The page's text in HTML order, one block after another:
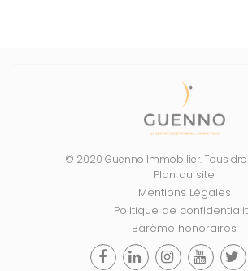
© 2020 Guenno Immobilier. Tous
Plan du site
Mentions Légales
Politique de
Barème honoraires